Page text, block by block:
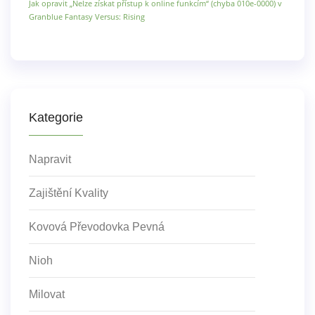
Jak opravit „Nelze získat přístup k online funkcím“ (chyba 010e-0000) v
Granblue Fantasy Versus: Rising
Kategorie
Napravit
Zajištění Kvality
Kovová Převodovka Pevná
Nioh
Milovat